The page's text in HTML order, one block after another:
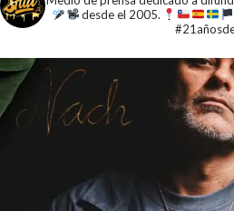
desde el 2005.